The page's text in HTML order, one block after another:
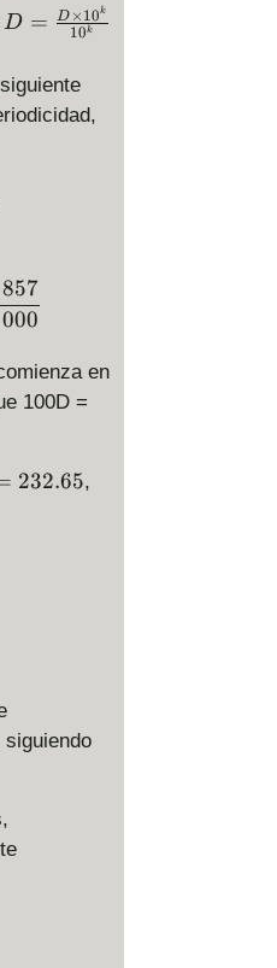
fr
c
{
D
r
a
m
es
1
^
k
1
D = 10k
D ×10k
\times
000
857
en
100D =
232.65,
= 23265 \Rightarrow